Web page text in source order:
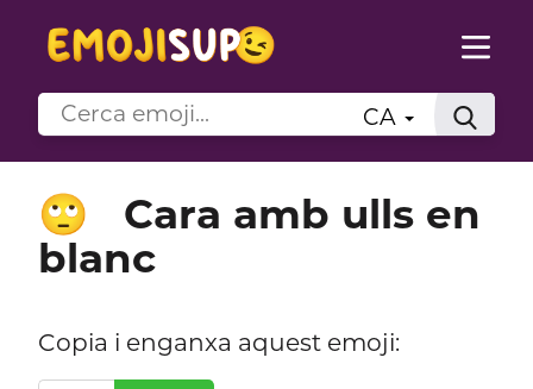
CA
🙄
Cara amb ulls en
blanc
Copia i enganxa aquest emoji: